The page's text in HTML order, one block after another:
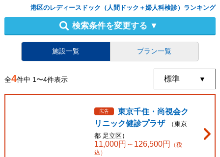
港区のレディースドック（人間ドック＋婦人科検診）ランキング
検索条件を変更する ▼
施設一覧 プラン一覧
全4件中 1〜4件表示
広告
東京千住・尚視会ク
リニック健診プラザ
（東京
都 足立区）
11,000円～ 126,500円
（税
込）